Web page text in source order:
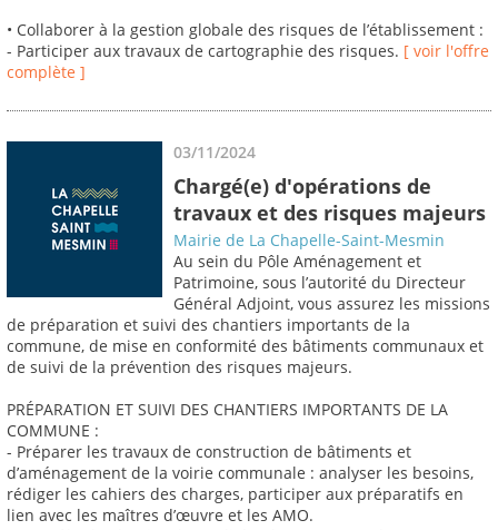
• Collaborer à la gestion globale des risques de l’établissement :
- Participer aux travaux de cartographie des risques. [ voir l'offre
complète ]
03/11/2024
Chargé(e) d'opérations de
travaux et des risques majeurs
Mairie de La Chapelle-Saint-Mesmin
Au sein du Pôle Aménagement et
Patrimoine, sous l’autorité du Directeur
Général Adjoint, vous assurez les missions
de préparation et suivi des chantiers importants de la
commune, de mise en conformité des bâtiments communaux et
de suivi de la prévention des risques majeurs.
PRÉPARATION ET SUIVI DES CHANTIERS IMPORTANTS DE LA
COMMUNE :
- Préparer les travaux de construction de bâtiments et
d’aménagement de la voirie communale : analyser les besoins,
rédiger les cahiers des charges, participer aux préparatifs en
lien avec les maîtres d’œuvre et les AMO.